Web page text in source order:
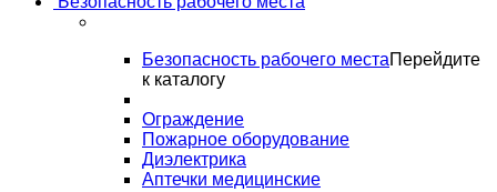
Безопасность рабочего местаПерейдите
к каталогу
Ограждение
Пожарное оборудование
Диэлектрика
Аптечки медицинские